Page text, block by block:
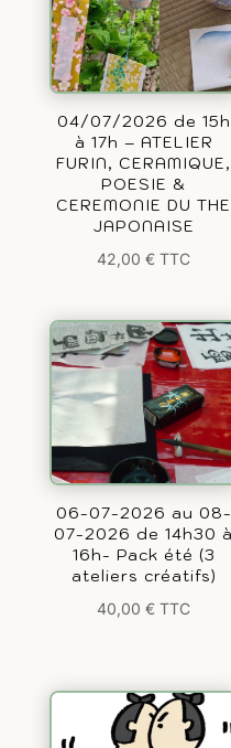
04/07/2026 de 15h
à 17h – ATELIER
FURIN, CERAMIQUE,
POESIE &
CEREMONIE DU THE
JAPONAISE
42,00€ TTC
06-07-2026 au 08-
07-2026 de 14h30 à
16h- Pack été (3
ateliers créatifs)
40,00€ TTC